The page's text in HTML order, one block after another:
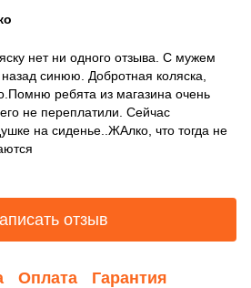
нет ни одного отзыва. С мужем
синюю. Добротная коляска,
ребята из магазина очень
не переплатили. Сейчас
на сиденье..ЖАлко, что тогда не
отзыв
Оплата Гарантия